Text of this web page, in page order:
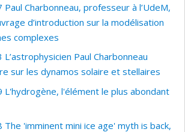
Charbonneau, professeur à l’UdeM,
d’introduction sur la modélisation
complexes
Paul Charbonneau
sur les dynamos solaire et stellaires
l'élément le plus abondant
'imminent mini ice age' myth is back,